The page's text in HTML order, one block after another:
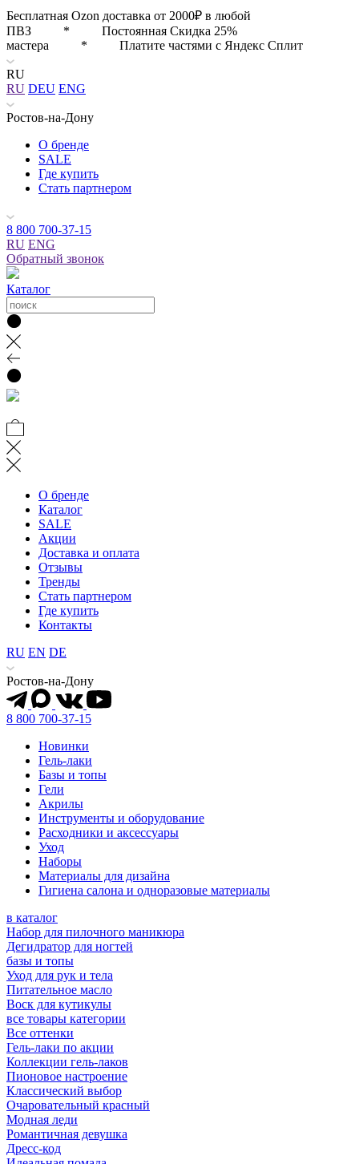
Бесплатная Ozon доставка от 2000₽ в любой
ПВЗ * Постоянная Скидка 25%
мастера * Платите частями с Яндекс Сплит
RU
RU DEU ENG
Ростов-на-Дону
О бренде
SALE
Где купить
Стать партнером
8 800 700-37-15
RU ENG
Обратный звонок
Каталог
О бренде
Каталог
SALE
Акции
Доставка и оплата
Отзывы
Тренды
Стать партнером
Где купить
Контакты
RU EN DE
Ростов-на-Дону
8 800 700-37-15
Новинки
Гель-лаки
Базы и топы
Гели
Акрилы
Инструменты и оборудование
Расходники и аксессуары
Уход
Наборы
Материалы для дизайна
Гигиена салона и одноразовые материалы
в каталог
Набор для пилочного маникюра
Дегидратор для ногтей
базы и топы
Уход для рук и тела
Питательное масло
Воск для кутикулы
все товары категории
Все оттенки
Гель-лаки по акции
Коллекции гель-лаков
Пионовое настроение
Классический выбор
Очаровательный красный
Модная леди
Романтичная девушка
Дресс-код